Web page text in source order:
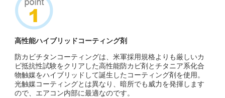
高性能ハイブリッドコーティング剤
防カビチタンコーティングは、米軍採用規格よりも厳しいカ
ビ抵抗性試験をクリアした高性能防カビ剤とチタニア系化合
物触媒をハイブリッドして誕生したコーティング剤を使用。
光触媒コーティングとは異なり、暗所でも威力を発揮します
ので、エアコン内部に最適なのです。